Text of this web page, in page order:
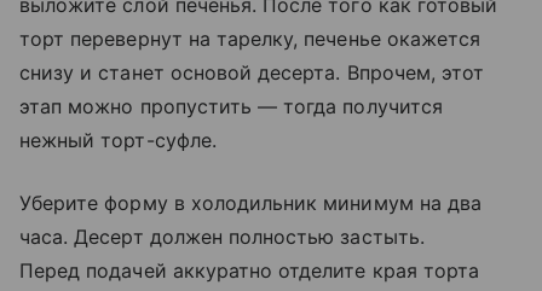
выложите слой печенья. После того как готовый
торт перевернут на тарелку, печенье окажется
снизу и станет основой десерта. Впрочем, этот
этап можно пропустить — тогда получится
нежный торт-суфле.
Уберите форму в холодильник минимум на два
часа. Десерт должен полностью застыть.
Перед подачей аккуратно отделите края торта